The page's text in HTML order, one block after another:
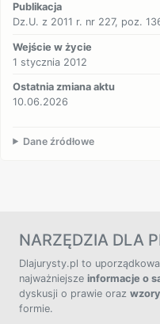
Publikacja
Dz.U. z 2011 r. nr 227, poz.
Wejście w życie
1 stycznia 2012
Ostatnia zmiana aktu
10.06.2026
Dane źródłowe
NARZĘDZIA DLA
Dlajurysty.pl to
najważniejsze informacje o
dyskusji o prawie oraz
formie.